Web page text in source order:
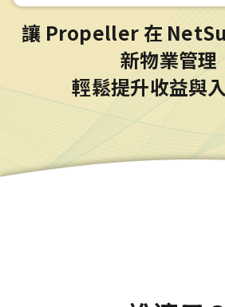
讓 Propeller 在
新物業管理
輕鬆提升收益與